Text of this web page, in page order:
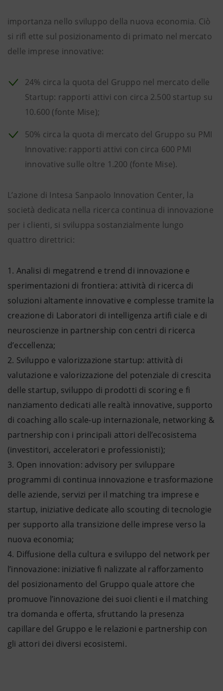
importanza nello sviluppo della nuova economia. Ciò
si rifl ette sul posizionamento di primato nel mercato
delle imprese innovative:
24% circa la quota del Gruppo nel mercato delle
Startup: rapporti attivi con circa 2.500 startup su
10.600 (fonte Mise);
50% circa la quota di mercato del Gruppo su PMI
Innovative: rapporti attivi con circa 600 PMI
innovative sulle oltre 1.200 (fonte Mise).
L’azione di Intesa Sanpaolo Innovation Center, la
società dedicata nella ricerca continua di innovazione
per i clienti, si sviluppa sostanzialmente lungo
quattro direttrici:
Analisi di megatrend e trend di innovazione e
sperimentazioni di frontiera: attività di ricerca di
soluzioni altamente innovative e complesse tramite la
creazione di Laboratori di intelligenza artifi ciale e di
neuroscienze in partnership con centri di ricerca
d’eccellenza;
Sviluppo e valorizzazione startup: attività di
valutazione e valorizzazione del potenziale di crescita
delle startup, sviluppo di prodotti di scoring e fi
nanziamento dedicati alle realtà innovative, supporto
di coaching allo scale-up internazionale, networking &
partnership con i principali attori dell’ecosistema
(investitori, acceleratori e professionisti);
Open innovation: advisory per sviluppare
programmi di continua innovazione e trasformazione
delle aziende, servizi per il matching tra imprese e
startup, iniziative dedicate allo scouting di tecnologie
per supporto alla transizione delle imprese verso la
nuova economia;
Diffusione della cultura e sviluppo del network per
l’innovazione: iniziative fi nalizzate al rafforzamento
del posizionamento del Gruppo quale attore che
promuove l’innovazione dei suoi clienti e il matching
tra domanda e offerta, sfruttando la presenza
capillare del Gruppo e le relazioni e partnership con
gli attori dei diversi ecosistemi.